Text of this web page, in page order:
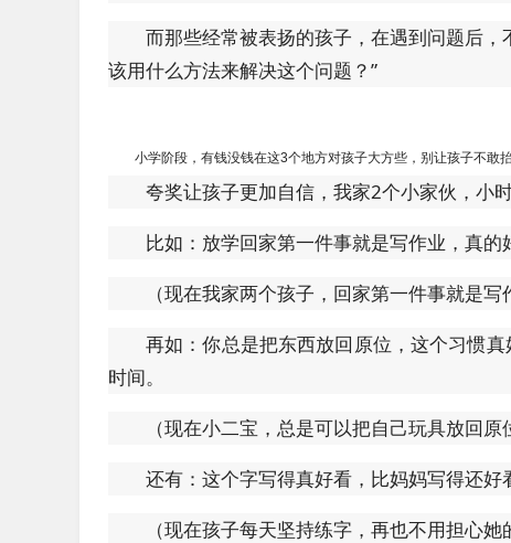
而那些经常被表扬的孩子，在遇到问题后
该用什么方法来解决这个问题？”
小学阶段，有钱没钱在这3个地方对孩子大方些，别让孩子不敢
夸奖让孩子更加自信，我家2个小家伙，小
比如：放学回家第一件事就是写作业，真的
（现在我家两个孩子，回家第一件事就是
再如：你总是把东西放回原位，这个习惯
时间。
（现在小二宝，总是可以把自己玩具放回原
还有：这个字写得真好看，比妈妈写得还好
（现在孩子每天坚持练字，再也不用担心她